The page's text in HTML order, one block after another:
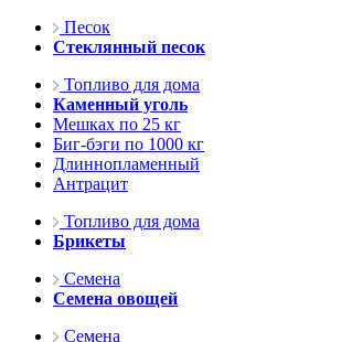
Песок
Стеклянный песок
Топливо для дома
Каменный уголь
Мешках по 25 кг
Биг-бэги по 1000 кг
Длиннопламенный
Антрацит
Топливо для дома
Брикеты
Семена
Семена овощей
Семена